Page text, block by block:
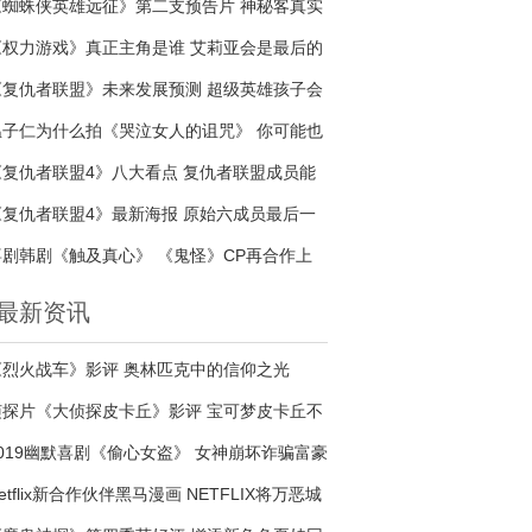
蛛侠英雄远征》第二支预告片 神秘客真实
是谁
力游戏》真正主角是谁 艾莉亚会是最后的
仇者联盟》未来发展预测 超级英雄孩子会
传奇吗
仁为什么拍《哭泣女人的诅咒》 你可能也
泣的女人
仇者联盟4》八大看点 复仇者联盟成员能
胜宇宙最强反派
仇者联盟4》最新海报 原始六成员最后一
照
韩剧《触及真心》 《鬼怪》CP再合作上
新资讯
火战车》影评 奥林匹克中的信仰之光
片《大侦探皮卡丘》影评 宝可梦皮卡丘不
幽默喜剧《偷心女盗》 女神崩坏诈骗富豪
万富婆
新合作伙伴黑马漫画 NETFLIX将万恶城
列改编电影